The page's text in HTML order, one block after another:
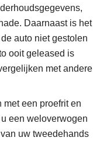
Daarnaast is het
auto niet gestolen
ooit geleased is
met andere
met een proefrit en
een weloverwogen
uw tweedehands